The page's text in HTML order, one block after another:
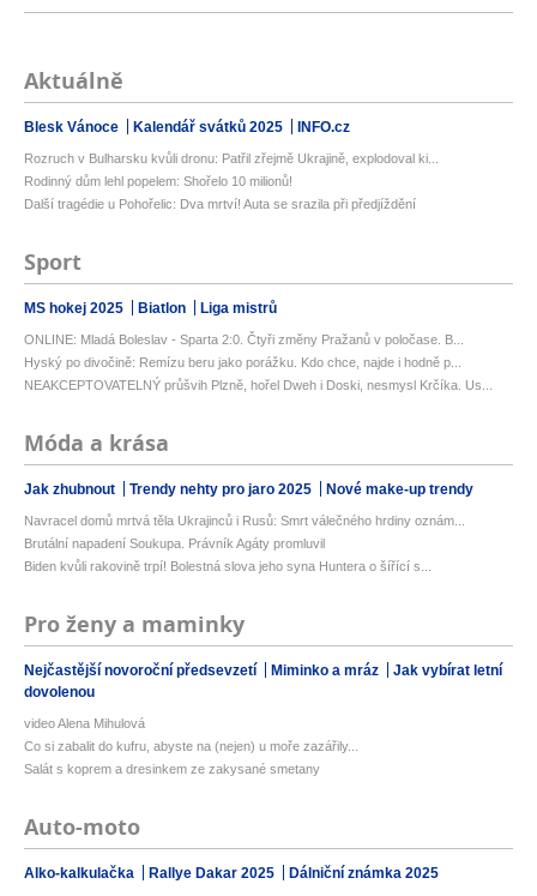
Aktuálně
Blesk Vánoce Kalendář svátků 2025 INFO.cz
Rozruch v Bulharsku kvůli dronu: Patřil zřejmě Ukrajině, explodoval ki...
Rodinný dům lehl popelem: Shořelo 10 milionů!
Další tragédie u Pohořelic: Dva mrtví! Auta se srazila při předjíždění
Sport
MS hokej 2025 Biatlon Liga mistrů
ONLINE: Mladá Boleslav - Sparta 2:0. Čtyři změny Pražanů v poločase. B...
Hyský po divočině: Remízu beru jako porážku. Kdo chce, najde i hodně p...
NEAKCEPTOVATELNÝ průšvih Plzně, hořel Dweh i Doski, nesmysl Krčíka. Us...
Móda a krása
Jak zhubnout Trendy nehty pro jaro 2025 Nové make-up trendy
Navracel domů mrtvá těla Ukrajinců i Rusů: Smrt válečného hrdiny oznám...
Brutální napadení Soukupa. Právník Agáty promluvil
Biden kvůli rakovině trpí! Bolestná slova jeho syna Huntera o šířící s...
Pro ženy a maminky
Nejčastější novoroční předsevzetí Miminko a mráz
Jak vybírat letní
dovolenou
video Alena Mihulová
Co si zabalit do kufru, abyste na (nejen) u moře zazářily...
Salát s koprem a dresinkem ze zakysané smetany
Auto-moto
Alko-kalkulačka Rallye Dakar 2025 Dálniční známka 2025